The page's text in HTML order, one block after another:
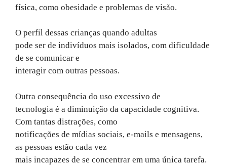
física, como obesidade e problemas de visão.
O perfil dessas crianças quando adultas
pode ser de indivíduos mais isolados, com dificuldade
de se comunicar e
interagir com outras pessoas.
Outra consequência do uso excessivo de
tecnologia é a diminuição da capacidade cognitiva.
Com tantas distrações, como
notificações de mídias sociais, e-mails e mensagens,
as pessoas estão cada vez
mais incapazes de se concentrar em uma única tarefa.